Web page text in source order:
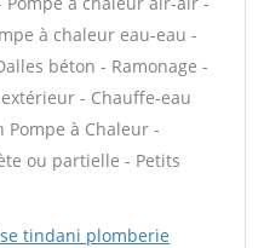
à chaleur eau-eau -
béton - Ramonage -
- Chauffe-eau
à Chaleur -
ou partielle - Petits
tindani plomberie